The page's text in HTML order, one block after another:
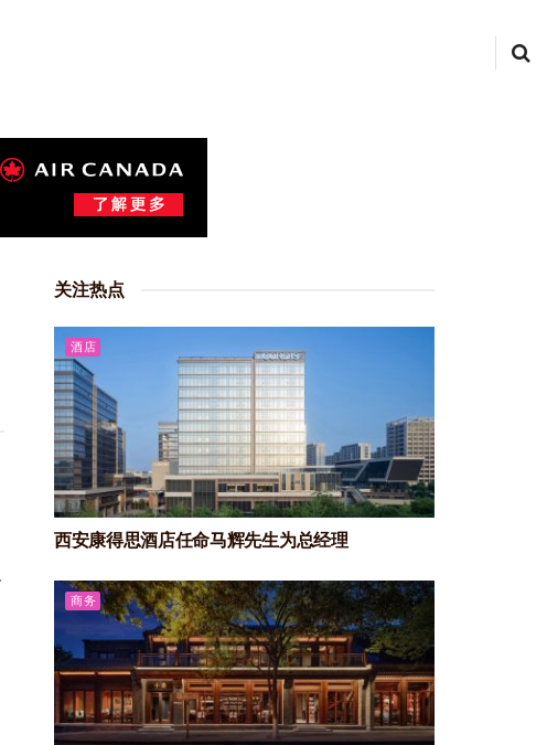
关注热点
酒店
西安康得思酒店任命马辉先生为总经理
商务